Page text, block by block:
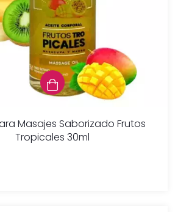
Masajes Saborizado Frutos
Tropicales 30ml